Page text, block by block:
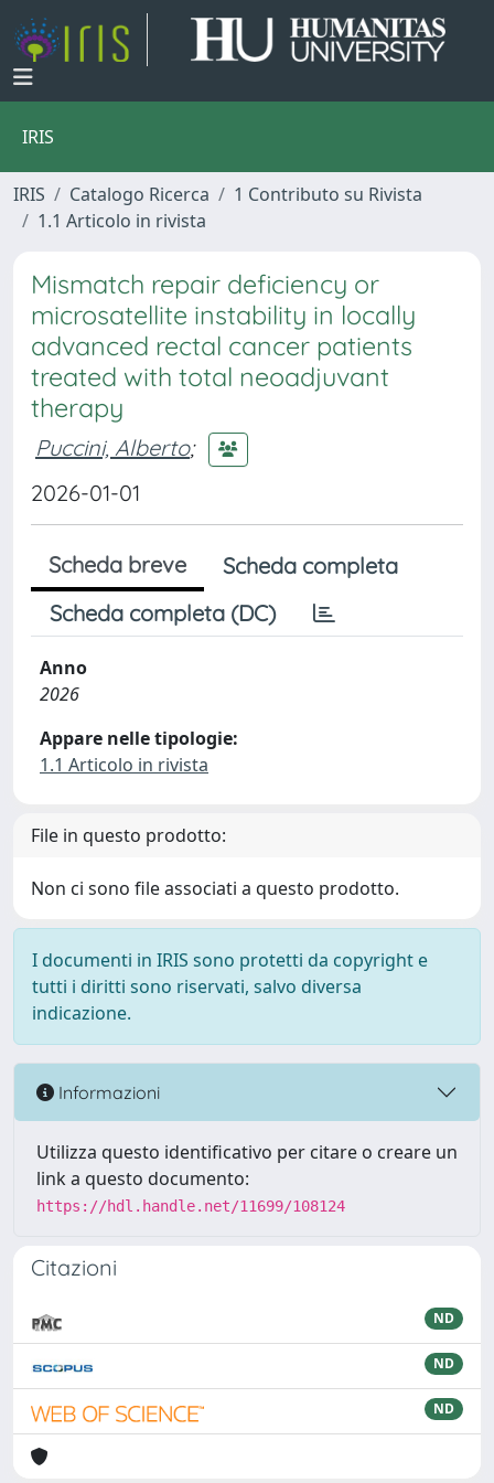
IRIS
IRIS Catalogo Ricerca
1 Contributo su Rivista
1.1 Articolo in rivista
Mismatch repair deficiency or
microsatellite instability in locally
advanced rectal cancer patients
treated with total neoadjuvant
therapy
Puccini, Alberto;
2026-01-01
Scheda breve
Scheda completa
Scheda completa (DC)
Anno
2026
Appare nelle tipologie:
1.1 Articolo in rivista
File in questo prodotto:
Non ci sono file associati a questo prodotto.
I documenti in IRIS sono protetti da copyright e
tutti i diritti sono riservati, salvo diversa
indicazione.
Informazioni
Utilizza questo identificativo per citare o creare un
link a questo documento:
https://hdl.handle.net/11699/108124
Citazioni
ND
ND
ND